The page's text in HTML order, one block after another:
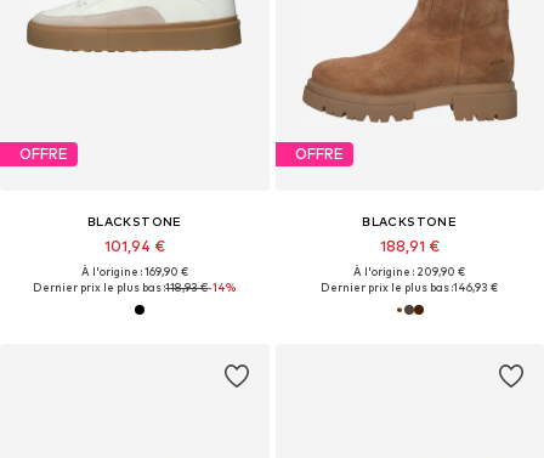
OFFRE
BLACKSTONE
101,94 €
À l'origine : 169,90 €
Dernier prix le plus bas :118,93 €-14%
OFFRE
BLACKSTONE
188,91 €
À l'origine : 209,90 €
Dernier prix le plus bas :146,93 €